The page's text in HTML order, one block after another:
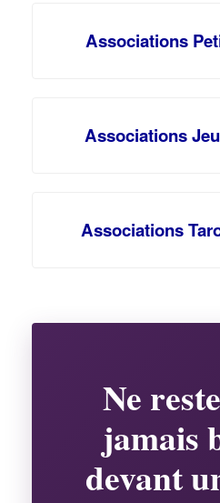
Associations
Associations
Associations
Ne
jamais
devant